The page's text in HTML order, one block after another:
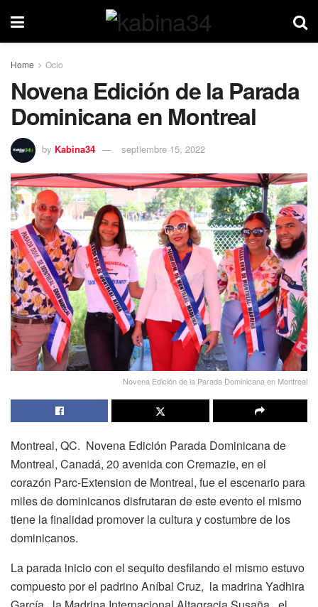
Home Ocio
Novena Edición de la Parada
Dominicana en Montreal
by Kabina34 septiembre 15, 2022
Novena Edición de la Parada Dominicana en Montreal
Montreal, QC. Novena Edición Parada Dominicana de
Montreal, Canadá, 20 avenida con Cremazie, en el
corazón Parc-Extension de Montreal, fue el escenario para
miles de dominicanos disfrutaran de este evento el mismo
tiene la finalidad promover la cultura y costumbre de los
dominicanos.
La parada inicio con el sequito desfilando el mismo estuvo
compuesto por el padrino Aníbal Cruz, la madrina Yadhira